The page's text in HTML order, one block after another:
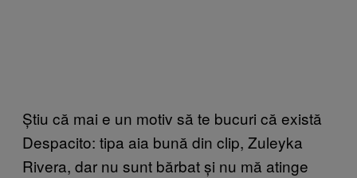
Știu că mai e un motiv să te bucuri că există
Despacito: tipa aia bună din clip, Zuleyka
Rivera, dar nu sunt bărbat și nu mă atinge